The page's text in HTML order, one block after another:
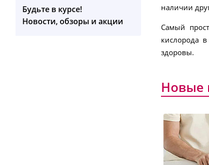
BC 44 Тонометр запястный
Будьте в курсе!
Новости, обзоры и акции
наличии
Самый
кислорода
здоровы.
Новые